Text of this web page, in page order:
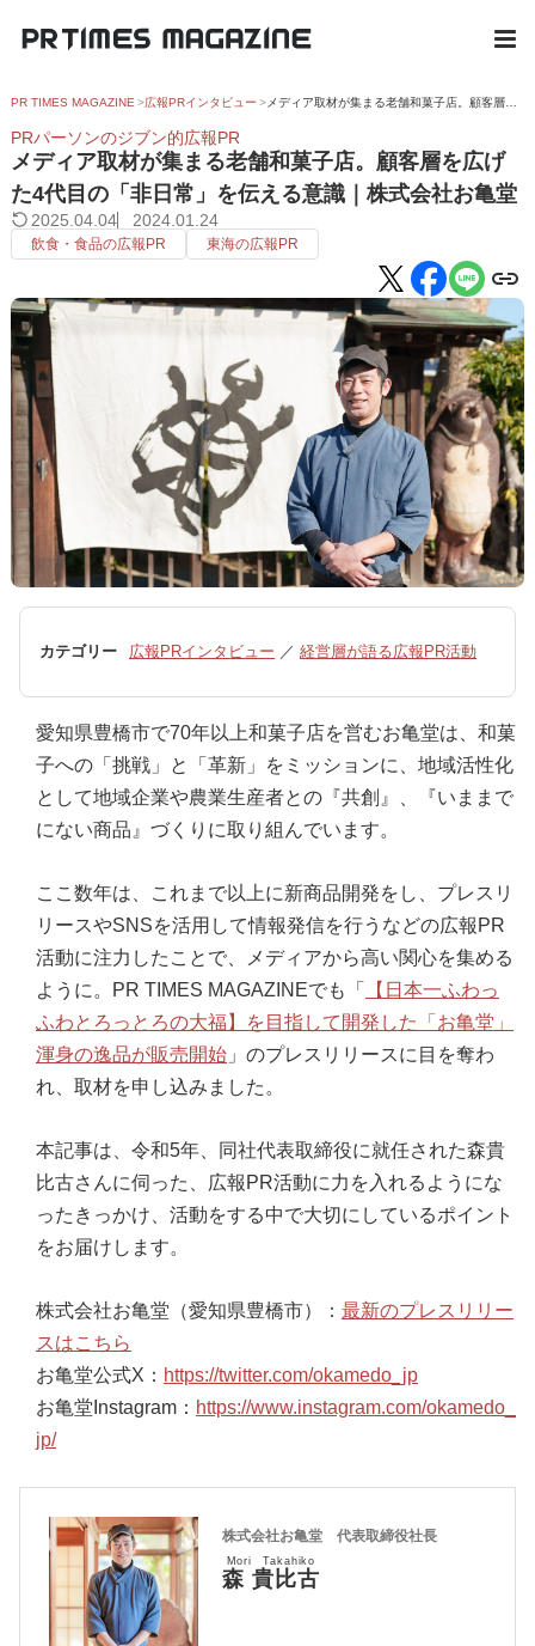
PR TIMES MAGAZINE 広報PRインタビュー メディア取材が集まる老舗和菓子店。顧客層を広げた4代目の「非日常」を伝える意識｜株式会社お亀堂
PRパーソンのジブン的広報PR
メディア取材が集まる老舗和菓子店。顧客層を広げ
た4代目の「非日常」を伝える意識｜株式会社お亀堂
2025.04.04 2024.01.24
飲食・食品の広報PR 東海の広報PR
カテゴリー 広報PRインタビュー ／ 経営層が語る広報PR活動
愛知県豊橋市で70年以上和菓子店を営むお亀堂は、和菓
子への「挑戦」と「革新」をミッションに、地域活性化
として地域企業や農業生産者との『共創』、『いままで
にない商品』づくりに取り組んでいます。
ここ数年は、これまで以上に新商品開発をし、プレスリ
リースやSNSを活用して情報発信を行うなどの広報PR
活動に注力したことで、メディアから高い関心を集める
ように。PR TIMES MAGAZINEでも「
【日本一ふわっ
ふわとろっとろの大福】を目指して開発した「お亀堂」
渾身の逸品が販売開始 」のプレスリリースに目を奪わ
れ、取材を申し込みました。
本記事は、令和5年、同社代表取締役に就任された森貴
比古さんに伺った、広報PR活動に力を入れるようにな
ったきっかけ、活動をする中で大切にしているポイント
をお届けします。
株式会社お亀堂（愛知県豊橋市）： 最新のプレスリリー
スはこちら
お亀堂公式X： https://twitter.com/okamedo_jp
お亀堂Instagram： https://www.instagram.com/okamedo_
jp/
株式会社お亀堂 代表取締役社長
森 貴比古
Mori Takahiko